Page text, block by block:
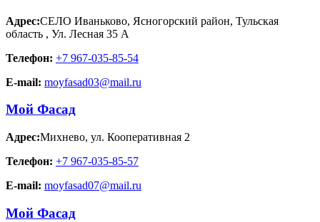
Адрес:СЕЛО Иваньково, Ясногорский район, Тульская
область , Ул. Лесная 35 А
Телефон: +7 967-035-85-54
E-mail: moyfasad03@mail.ru
Мой Фасад
Адрес:Михнево, ул. Кооперативная 2
Телефон: +7 967-035-85-57
E-mail: moyfasad07@mail.ru
Мой Фасад